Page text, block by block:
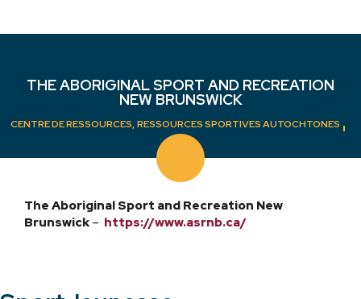
THE ABORIGINAL SPORT AND RECREATION
NEW BRUNSWICK
CENTRE DE RESSOURCES,RESSOURCES SPORTIVES AUTOCHTONES
APRIL 11, 2025
The Aboriginal Sport and Recreation New
Brunswick– https://www.asrnb.ca/